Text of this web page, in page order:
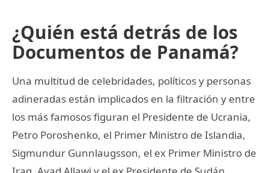
¿Quién está detrás de los
Documentos de Panamá?
Una multitud de celebridades, políticos y personas
adineradas están implicados en la filtración y entre
los más famosos figuran el Presidente de Ucrania,
Petro Poroshenko, el Primer Ministro de Islandia,
Sigmundur Gunnlaugsson, el ex Primer Ministro de